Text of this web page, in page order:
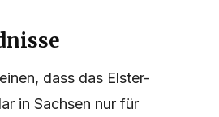
dass das Elster-
in Sachsen nur für